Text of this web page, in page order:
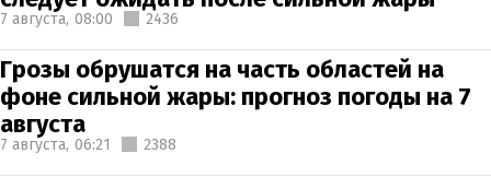
7 августа, 08:00 2436
Грозы обрушатся на часть областей на
фоне сильной жары: прогноз погоды на 7
августа
7 августа, 06:21 2388